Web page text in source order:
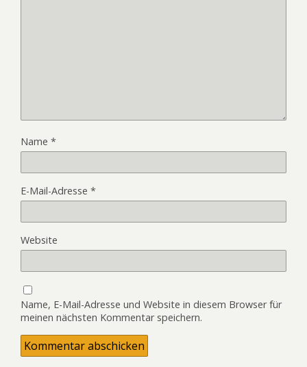
Name *
E-Mail-Adresse *
Website
Name, E-Mail-Adresse und Website in diesem Browser für
meinen nächsten Kommentar speichern.